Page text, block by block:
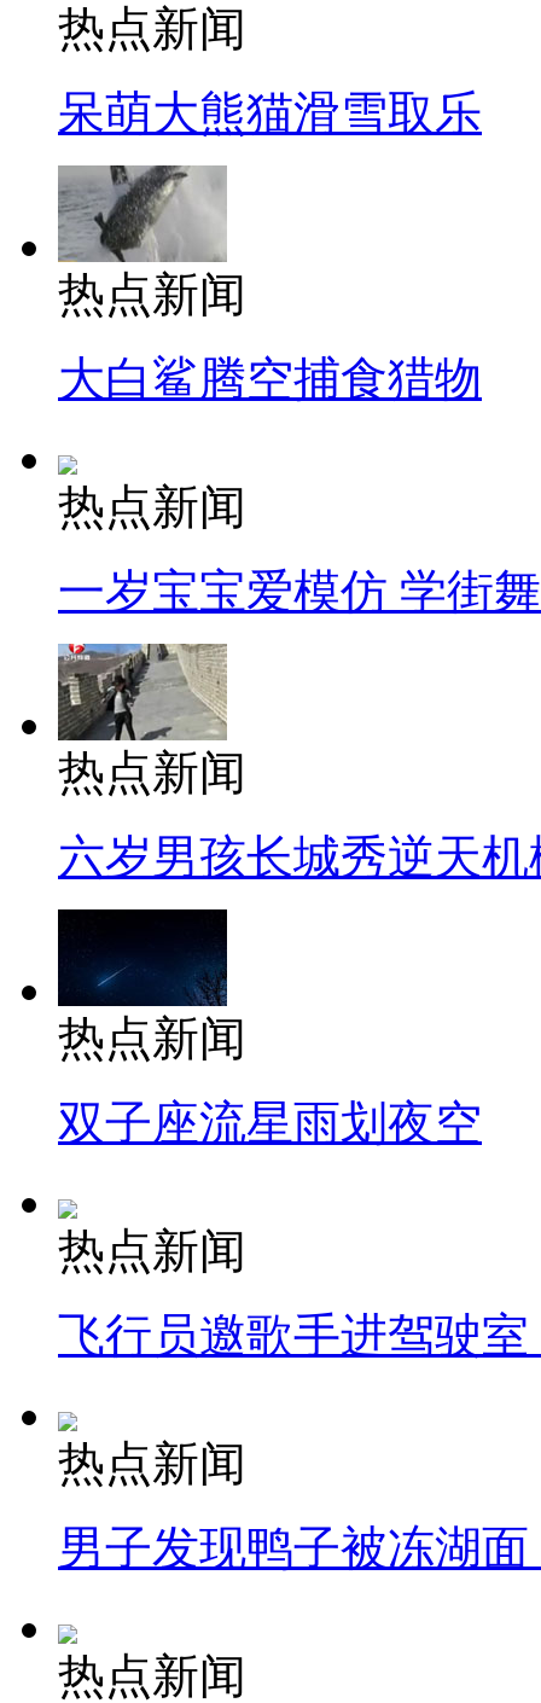
热点新闻
呆萌大熊猫滑雪取乐
热点新闻
大白鲨腾空捕食猎物
热点新闻
一岁宝宝爱模仿 学街
热点新闻
六岁男孩长城秀逆天机
热点新闻
双子座流星雨划夜空
热点新闻
飞行员邀歌手进驾驶
热点新闻
男子发现鸭子被冻湖
热点新闻